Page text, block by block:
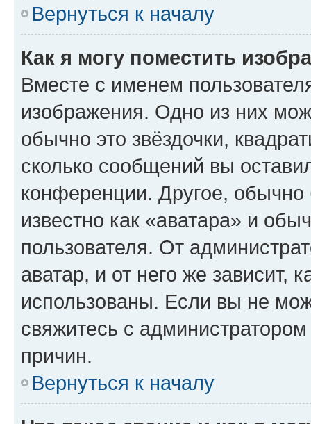
Вернуться к началу
Как я могу поместить
Вместе с именем
изображения. Одно из них
обычно это звёздочки,
сколько сообщений вы
конференции. Другое,
известно как «аватара» и
пользователя. От
аватар, и от него же зависит,
использованы. Если вы не
свяжитесь с
причин.
Вернуться к началу